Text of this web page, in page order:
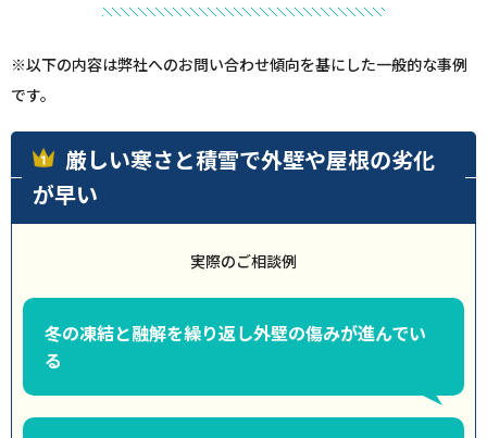
※以下の内容は弊社へのお問い合わせ傾向を基にした一般的な事例
です。
厳しい寒さと積雪で外壁や屋根の劣化
が早い
実際のご相談例
冬の凍結と融解を繰り返し外壁の傷みが進んでい
る